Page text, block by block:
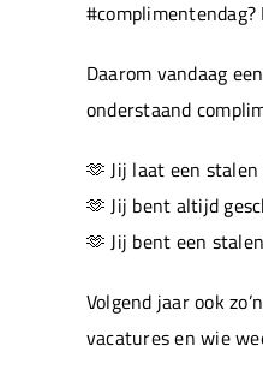
Daarom vandaag
onderstaand
🫶 Jij laat een
🫶 Jij bent altijd
🫶 Jij bent een
Volgend jaar ook
vacatures en wie